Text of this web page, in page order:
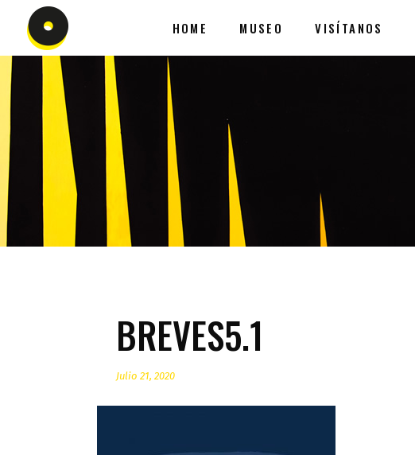
HOME MUSEO VISÍTANOS
BREVES5.1
Julio 21, 2020